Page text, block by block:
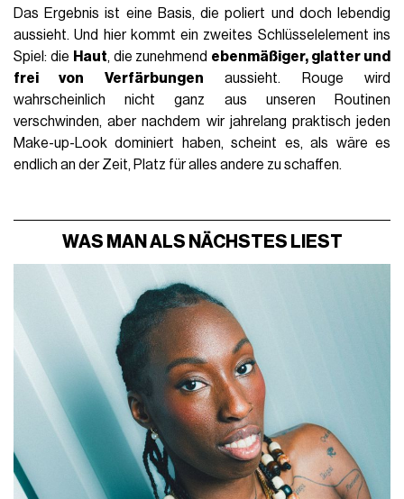
Das Ergebnis ist eine Basis, die poliert und doch lebendig
aussieht. Und hier kommt ein zweites Schlüsselelement ins
Spiel: die Haut, die zunehmend ebenmäßiger, glatter und
frei von Verfärbungen aussieht. Rouge wird
wahrscheinlich nicht ganz aus unseren Routinen
verschwinden, aber nachdem wir jahrelang praktisch jeden
Make-up-Look dominiert haben, scheint es, als wäre es
endlich an der Zeit, Platz für alles andere zu schaffen.
WAS MAN ALS NÄCHSTES LIEST